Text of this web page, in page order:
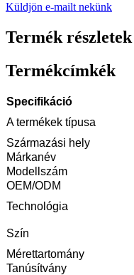
Küldjön e-mailt nekünk
Termék részletek
Termékcímkék
Specifikáció
A termékek típusa
Származási hely
Márkanév
Modellszám
OEM/ODM
Technológia
Szín
Mérettartomány
Tanúsítvány